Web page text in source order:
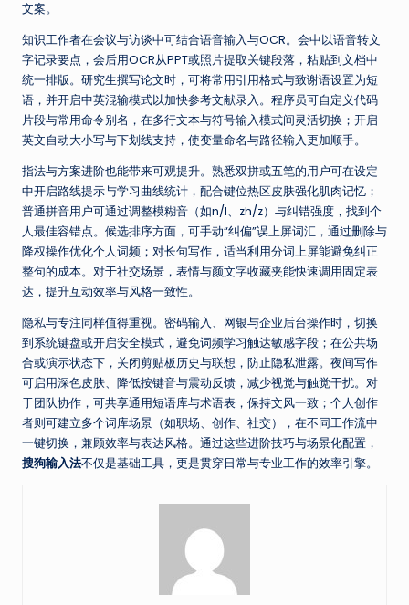
文案。
知识工作者在会议与访谈中可结合语音输入与OCR。会中以语音转文
字记录要点，会后用OCR从PPT或照片提取关键段落，粘贴到文档中
统一排版。研究生撰写论文时，可将常用引用格式与致谢语设置为短
语，并开启中英混输模式以加快参考文献录入。程序员可自定义代码
片段与常用命令别名，在多行文本与符号输入模式间灵活切换；开启
英文自动大小写与下划线支持，使变量命名与路径输入更加顺手。
指法与方案进阶也能带来可观提升。熟悉双拼或五笔的用户可在设定
中开启路线提示与学习曲线统计，配合键位热区皮肤强化肌肉记忆；
普通拼音用户可通过调整模糊音（如n/l、zh/z）与纠错强度，找到个
人最佳容错点。候选排序方面，可手动“纠偏”误上屏词汇，通过删除与
降权操作优化个人词频；对长句写作，适当利用分词上屏能避免纠正
整句的成本。对于社交场景，表情与颜文字收藏夹能快速调用固定表
达，提升互动效率与风格一致性。
隐私与专注同样值得重视。密码输入、网银与企业后台操作时，切换
到系统键盘或开启安全模式，避免词频学习触达敏感字段；在公共场
合或演示状态下，关闭剪贴板历史与联想，防止隐私泄露。夜间写作
可启用深色皮肤、降低按键音与震动反馈，减少视觉与触觉干扰。对
于团队协作，可共享通用短语库与术语表，保持文风一致；个人创作
者则可建立多个词库场景（如职场、创作、社交），在不同工作流中
一键切换，兼顾效率与表达风格。通过这些进阶技巧与场景化配置，
搜狗输入法不仅是基础工具，更是贯穿日常与专业工作的效率引擎。